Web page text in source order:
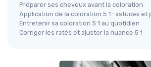
Préparer ses cheveux avant la coloration
Application de la coloration 5 1 : astuces et
Entretenir sa coloration 5 1 au quotidien
Corriger les ratés et ajuster la nuance 5 1